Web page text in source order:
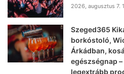
2026, augusztus 7.
Szeged365
borkóstoló,
Árkádban,
egészségnap
legextrább